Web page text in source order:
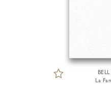
La